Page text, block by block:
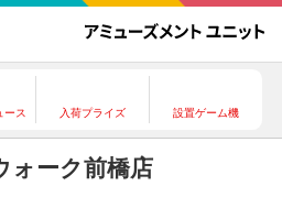
ース 入荷プライズ 設置ゲーム機
ォーク前橋店